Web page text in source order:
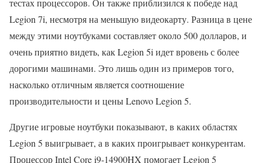
тестах процессоров. Он также приблизился к победе над
Legion 7i, несмотря на меньшую видеокарту. Разница в цене
между этими ноутбуками составляет около 500 долларов, и
очень приятно видеть, как Legion 5i идет вровень с более
дорогими машинами. Это лишь один из примеров того,
насколько отличным является соотношение
производительности и цены Lenovo Legion 5.
Другие игровые ноутбуки показывают, в каких областях
Legion 5 выигрывает, а в каких проигрывает конкурентам.
Процессор Intel Core i9-14900HX помогает Legion 5